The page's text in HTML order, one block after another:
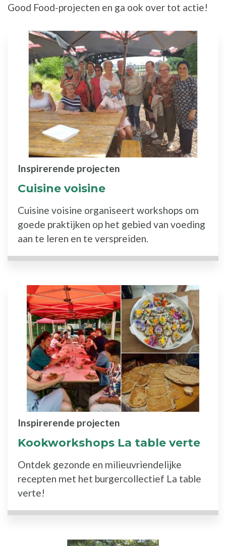
Good Food-projecten en ga ook over tot actie!
Cuisine voisine
Inspirerende projecten
Cuisine voisine organiseert workshops om
goede praktijken op het gebied van voeding
aan te leren en te verspreiden.
Kookworkshops La table verte
Inspirerende projecten
Ontdek gezonde en milieuvriendelijke
recepten met het burgercollectief La table
verte!